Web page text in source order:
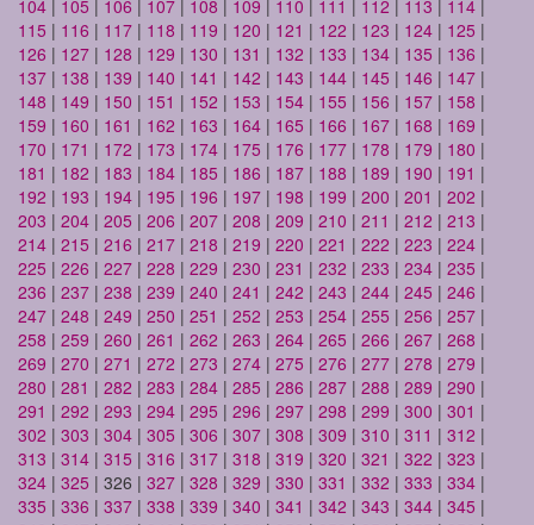
104 105 106 107 108 109 110 111 112 113 114
115 | 116 | 117 | 118 | 119 | 120 | 121 | 122 | 123 | 124 | 125 |
126 | 127 | 128 | 129 | 130 | 131 | 132 | 133 | 134 | 135 | 136 |
137 | 138 | 139 | 140 | 141 | 142 | 143 | 144 | 145 | 146 | 147 |
148 | 149 | 150 | 151 | 152 | 153 | 154 | 155 | 156 | 157 | 158 |
159 | 160 | 161 | 162 | 163 | 164 | 165 | 166 | 167 | 168 | 169 |
170 | 171 | 172 | 173 | 174 | 175 | 176 | 177 | 178 | 179 | 180 |
181 | 182 | 183 | 184 | 185 | 186 | 187 | 188 | 189 | 190 | 191 |
192 | 193 | 194 | 195 | 196 | 197 | 198 | 199 | 200 | 201 | 202 |
203 | 204 | 205 | 206 | 207 | 208 | 209 | 210 | 211 | 212 | 213 |
214 | 215 | 216 | 217 | 218 | 219 | 220 | 221 | 222 | 223 | 224 |
225 | 226 | 227 | 228 | 229 | 230 | 231 | 232 | 233 | 234 | 235 |
236 | 237 | 238 | 239 | 240 | 241 | 242 | 243 | 244 | 245 | 246 |
247 | 248 | 249 | 250 | 251 | 252 | 253 | 254 | 255 | 256 | 257 |
258 | 259 | 260 | 261 | 262 | 263 | 264 | 265 | 266 | 267 | 268 |
269 | 270 | 271 | 272 | 273 | 274 | 275 | 276 | 277 | 278 | 279 |
280 | 281 | 282 | 283 | 284 | 285 | 286 | 287 | 288 | 289 | 290 |
291 | 292 | 293 | 294 | 295 | 296 | 297 | 298 | 299 | 300 | 301 |
302 | 303 | 304 | 305 | 306 | 307 | 308 | 309 | 310 | 311 | 312 |
313 | 314 | 315 | 316 | 317 | 318 | 319 | 320 | 321 | 322 | 323 |
324 | 325 | 326 | 327 | 328 | 329 | 330 | 331 | 332 | 333 | 334 |
335 | 336 | 337 | 338 | 339 | 340 | 341 | 342 | 343 | 344 | 345 |